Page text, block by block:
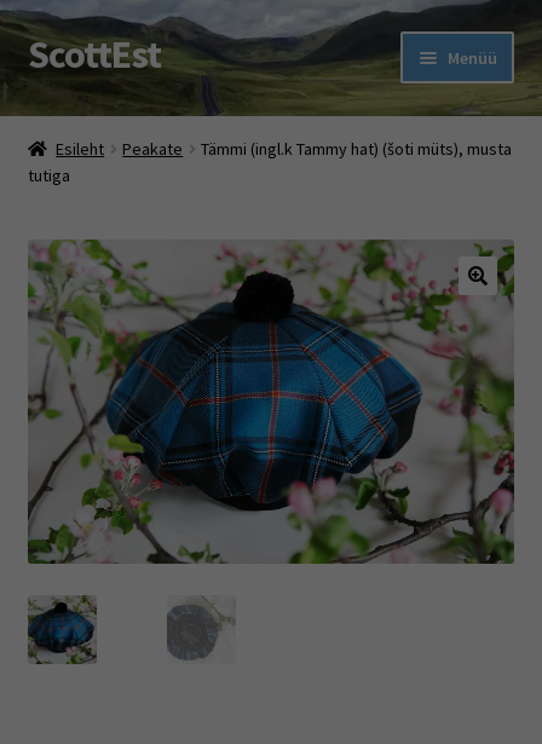
Liigu
navigeerimisele
Liigu
sisu
ScottEst Menüü
Pood
Ava
Ehe Eesti Tartan With A Twist
Šoti pidu
Ava
Rootsi keele kursused
Muud jutud
Firmast
Ava
Esileht Peakate
Tämmi (ingl.k Tammy hat) (šoti müts), musta
tutiga
🔍